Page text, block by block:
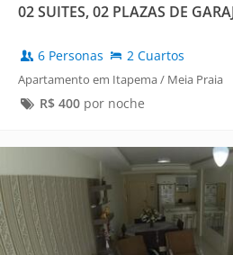
02 SUITES, 02 PLAZAS DE
6 Personas 2 Cuartos
Apartamento em Itapema / Meia Praia
R$ 400por noche